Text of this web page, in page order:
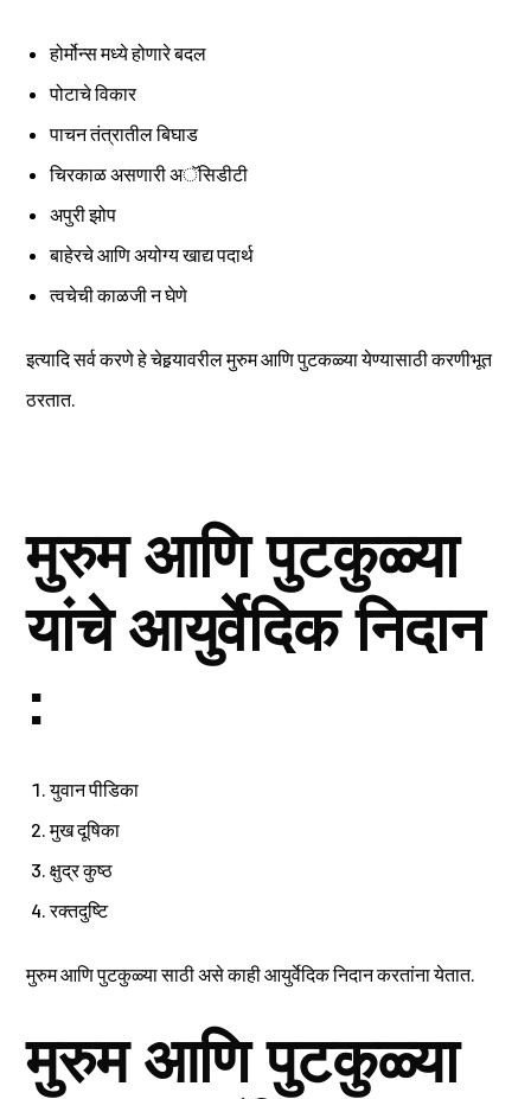
होर्मोन्स मध्ये होणारे बदल
पोटाचे विकार
पाचन तंत्रातील बिघाड
चिरकाळ असणारी अॅसिडीटी
अपुरी झोप
बाहेरचे आणि अयोग्य खाद्य पदार्थ
त्वचेची काळजी न घेणे
इत्यादि सर्व करणे हे चेहर्‍यावरील मुरुम आणि पुटकळ्या येण्यासाठी करणीभूत
ठरतात.
मुरुम आणि पुटकुळ्या
यांचे आयुर्वेदिक निदान
:
युवान पीडिका
मुख दूषिका
क्षुद्र कुष्ठ
रक्तदुष्टि
मुरुम आणि पुटकुळ्या साठी असे काही आयुर्वेदिक निदान करतांना येतात.
मुरुम आणि पुटकुळ्या